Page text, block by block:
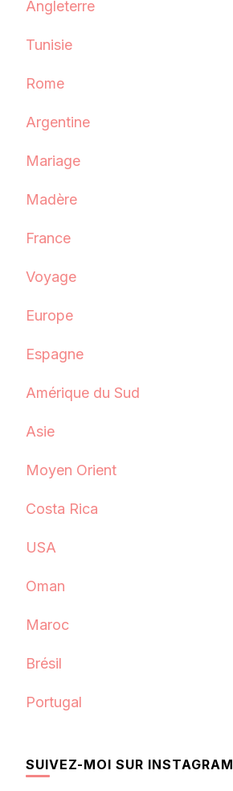
Angleterre
Tunisie
Rome
Argentine
Mariage
Madère
France
Voyage
Europe
Espagne
Amérique du Sud
Asie
Moyen Orient
Costa Rica
USA
Oman
Maroc
Brésil
Portugal
SUIVEZ-MOI SUR INSTAGRAM